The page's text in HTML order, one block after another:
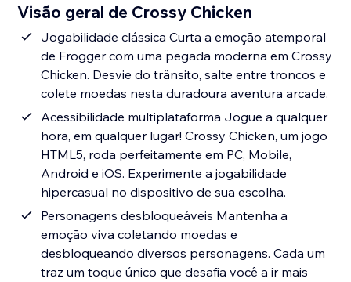
Visão geral de Crossy Chicken
Jogabilidade clássica Curta a emoção atemporal
de Frogger com uma pegada moderna em Crossy
Chicken. Desvie do trânsito, salte entre troncos e
colete moedas nesta duradoura aventura arcade.
Acessibilidade multiplataforma Jogue a qualquer
hora, em qualquer lugar! Crossy Chicken, um jogo
HTML5, roda perfeitamente em PC, Mobile,
Android e iOS. Experimente a jogabilidade
hipercasual no dispositivo de sua escolha.
Personagens desbloqueáveis Mantenha a
emoção viva coletando moedas e
desbloqueando diversos personagens. Cada um
traz um toque único que desafia você a ir mais